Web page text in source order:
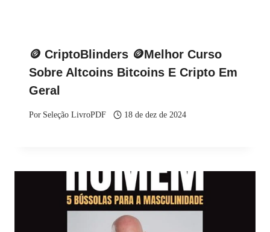
🪙 CriptoBlinders 🪙Melhor Curso
Sobre Altcoins Bitcoins E Cripto Em
Geral
Por Seleção LivroPDF 18 de dez de 2024